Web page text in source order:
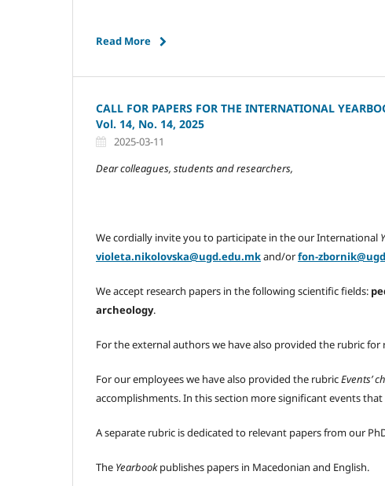
Read More
CALL FOR PAPERS FOR THE INTERNATIONAL
Vol. 14, No. 14, 2025
2025-03-11
Dear colleagues, students and researchers,
We cordially invite you to participate in the our International
violeta.nikolovska@ugd.edu.mkand/orfon-
We accept research papers in the following scientific fields:
archeology.
For the external authors we have also provided the rubric
For our employees we have also provided the rubricEvents’
accomplishments. In this section more significant events
A separate rubric is dedicated to relevant papers from our
The Yearbookpublishes papers in Macedonian and English.